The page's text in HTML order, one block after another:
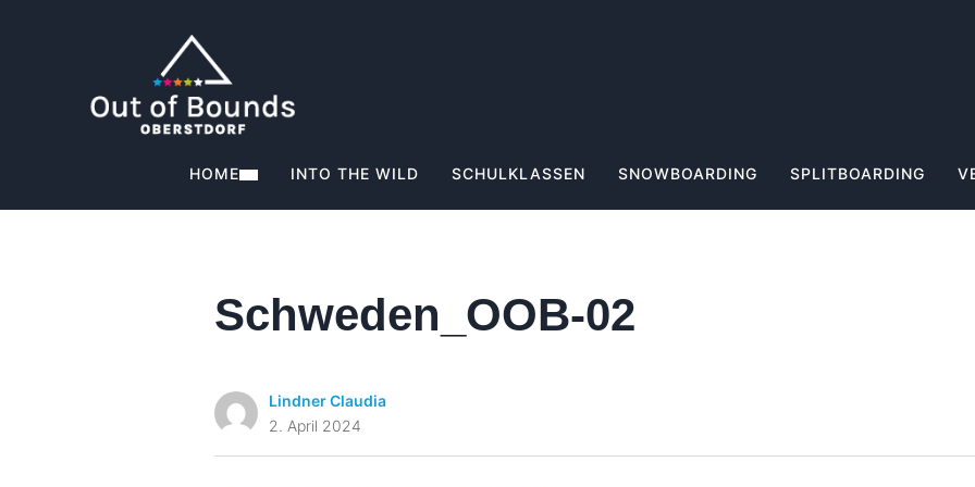
HOME INTO THE WILD SCHULKLASSEN SNOWBOARDING SPLITBOARDING
Schweden_OOB-02
Lindner Claudia
2. April 2024